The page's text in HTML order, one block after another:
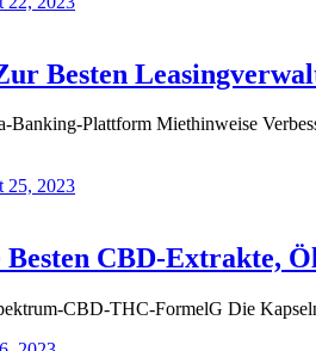
Besten
Banking-Plattform Miethinweise
25, 2023
Besten CBD-Extrakte,
CBD-THC-FormelG Die